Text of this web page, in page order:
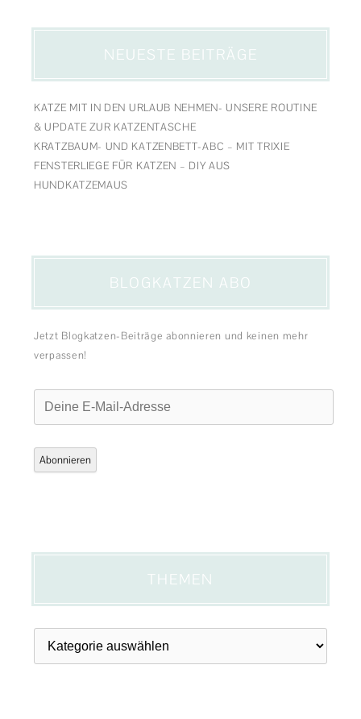
NEUESTE BEITRÄGE
KATZE MIT IN DEN URLAUB NEHMEN- UNSERE ROUTINE
& UPDATE ZUR KATZENTASCHE
KRATZBAUM- UND KATZENBETT-ABC – MIT TRIXIE
FENSTERLIEGE FÜR KATZEN – DIY AUS
HUNDKATZEMAUS
BLOGKATZEN ABO
Jetzt Blogkatzen-Beiträge abonnieren und keinen mehr
verpassen!
Deine
Adresse
Abonnieren
THEMEN
Themen